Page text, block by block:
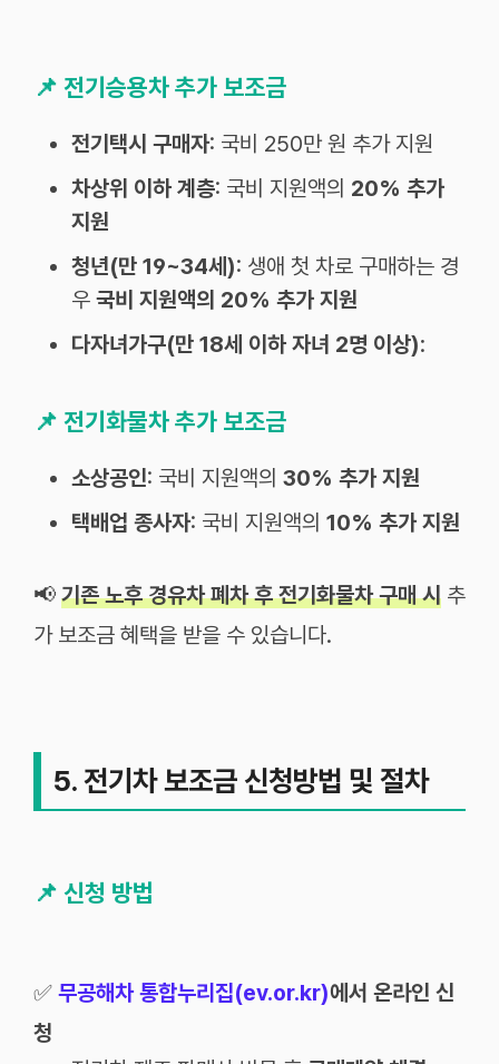
📌 전기승용차 추가 보조금
전기택시 구매자: 국비 250만 원 추가 지원
차상위 이하 계층: 국비 지원액의 20% 추가
지원
청년(만 19~34세): 생애 첫 차로 구매하는 경
우 국비 지원액의 20% 추가 지원
다자녀가구(만 18세 이하 자녀 2명 이상):
📌 전기화물차 추가 보조금
소상공인: 국비 지원액의 30% 추가 지원
택배업 종사자: 국비 지원액의 10% 추가 지원
📢 기존 노후 경유차 폐차 후 전기화물차 구매 시 추
가 보조금 혜택을 받을 수 있습니다.
5. 전기차 보조금 신청방법 및 절차
📌 신청 방법
✅ 무공해차 통합누리집(ev.or.kr)에서 온라인 신
청